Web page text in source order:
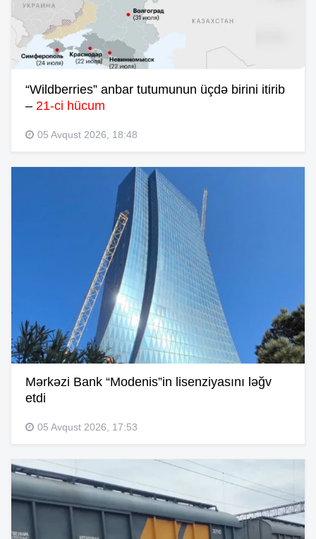
“Wildberries” anbar tutumunun üçdə birini itirib
– 21-ci hücum
05 Avqust 2026, 18:48
Mərkəzi Bank “Modenis”in lisenziyasını ləğv
etdi
05 Avqust 2026, 17:53